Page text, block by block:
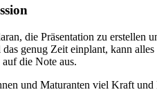
die Präsentation zu
genug Zeit einplant, kann
die Note aus.
und Maturanten viel Kraft